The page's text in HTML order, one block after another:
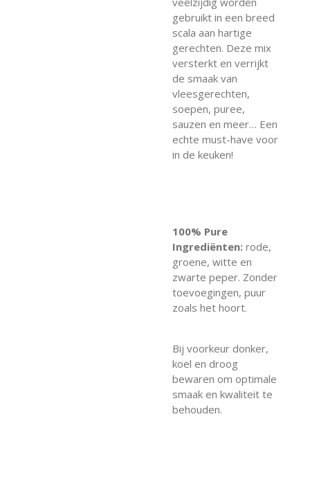
gebruikt in een breed
scala aan hartige
gerechten. Deze mix
versterkt en verrijkt
de smaak van
vleesgerechten,
soepen, puree,
sauzen en meer… Een
echte must-have voor
in de keuken!
100% Pure
Ingrediënten: rode,
groene, witte en
zwarte peper. Zonder
toevoegingen, puur
zoals het hoort.
Bij voorkeur donker,
koel en droog
bewaren om optimale
smaak en kwaliteit te
behouden.